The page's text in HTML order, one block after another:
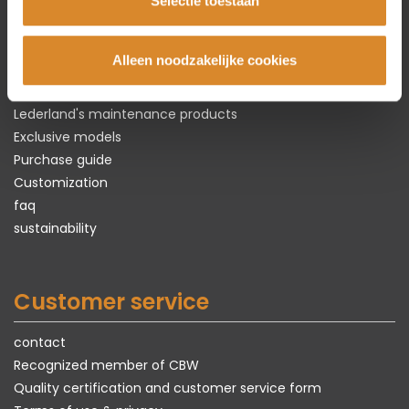
Alleen noodzakelijke cookies
Everything aboutrealleather
Types of leather
Lederland's maintenance products
Exclusive models
Purchase guide
Customization
faq
sustainability
Customer service
contact
Recognized member of CBW
Quality certification and customer service form